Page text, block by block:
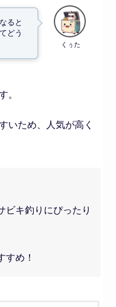
ると
どう
。
いため、人気が高く
ビキ釣りにぴったり
すめ！